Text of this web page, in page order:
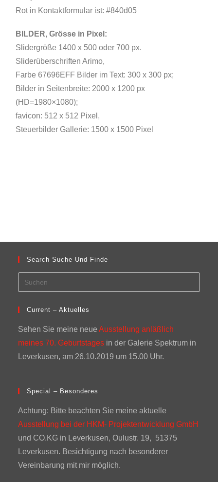
Rot in Kontaktformular ist: #840d05
BILDER, Grösse in Pixel:
Slidergröße 1400 x 500 oder 700 px.
Sliderüberschriften Arimo,
Farbe 67696EFF Bilder im Text: 300 x 300 px;
Bilder in Seitenbreite: 2000 x 1200 px
(HD=1980×1080);
favicon: 512 x 512 Pixel,
Steuerbilder Gallerie: 1500 x 1500 Pixel
Search-Suche Und Finde
Current – Aktuelles
Sehen Sie meine neueAusstellung anläßlich
meines 70. Geburtstages in der Galerie Spektrum in
Leverkusen, am 26.10.2019 um 15.00 Uhr.
Special – Besonderes
Achtung: Bitte beachten Sie meine aktuelle
Ausstellung bei der HKM- Projektentwicklung GmbH
und CO.KG in Leverkusen, Oulustr. 19, 51375
Leverkusen. Besichtigung nach besonderer
Vereinbarung mit mir möglich.